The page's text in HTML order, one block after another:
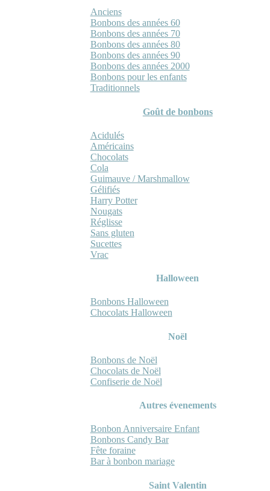
Anciens
Bonbons des années 60
Bonbons des années 70
Bonbons des années 80
Bonbons des années 90
Bonbons des années 2000
Bonbons pour les enfants
Traditionnels
Goût de bonbons
Acidulés
Américains
Chocolats
Cola
Guimauve / Marshmallow
Gélifiés
Harry Potter
Nougats
Réglisse
Sans gluten
Sucettes
Vrac
Halloween
Bonbons Halloween
Chocolats Halloween
Noël
Bonbons de Noël
Chocolats de Noël
Confiserie de Noël
Autres évenements
Bonbon Anniversaire Enfant
Bonbons Candy Bar
Fête foraine
Bar à bonbon mariage
Saint Valentin